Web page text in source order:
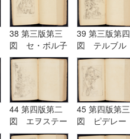
38 第三版第三
図 セ・ボル子
ツト I.Burnet
39 第三版第四
図 テルブル
グ terburg
44 第四版第二
図 エヲステー
ド Aostade
45 第四版第三
図 ピデレー
ル PDeLwer